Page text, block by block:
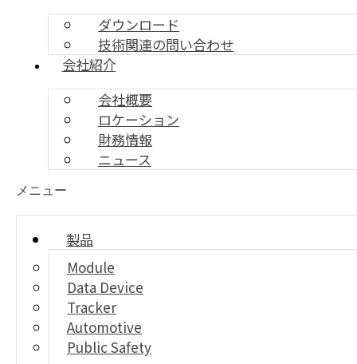
ダウンロード
技術関連の問い合わせ
会社紹介
会社概要
ロケーション
財務情報
ニュース
メニュー
製品
Module
Data Device
Tracker
Automotive
Public Safety
AUTOMOTIVE
製品とソリューション
PTT
災難網, LTE-R向けの強力な無線機タイプのPTT
Smart Phone製品